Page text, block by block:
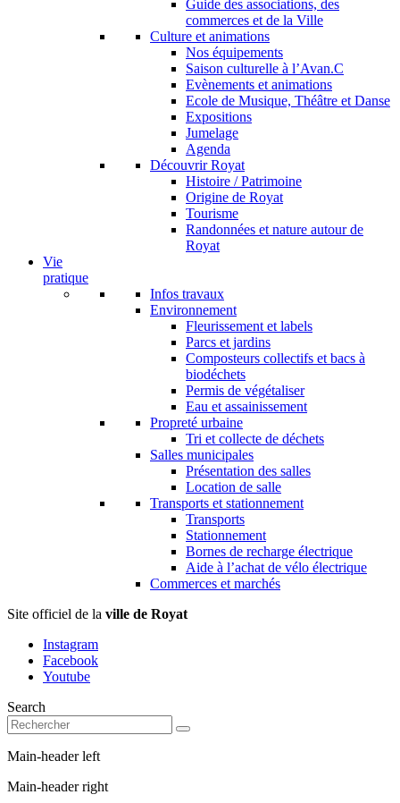
Guide des associations, des
commerces et de la Ville
Culture et animations
Nos équipements
Saison culturelle à l’Avan.C
Evènements et animations
Ecole de Musique, Théâtre et Danse
Expositions
Jumelage
Agenda
Découvrir Royat
Histoire / Patrimoine
Origine de Royat
Tourisme
Randonnées et nature autour de
Royat
Vie
pratique
Infos travaux
Environnement
Fleurissement et labels
Parcs et jardins
Composteurs collectifs et bacs à
biodéchets
Permis de végétaliser
Eau et assainissement
Propreté urbaine
Tri et collecte de déchets
Salles municipales
Présentation des salles
Location de salle
Transports et stationnement
Transports
Stationnement
Bornes de recharge électrique
Aide à l’achat de vélo électrique
Commerces et marchés
Site officiel de la ville de Royat
Instagram
Facebook
Youtube
Search
Main-header left
Main-header right